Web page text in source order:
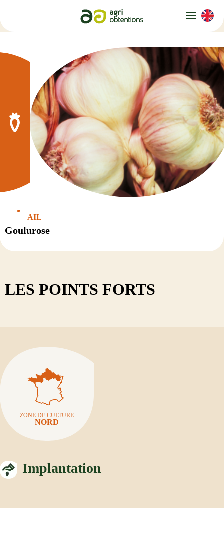
AIL
Goulurose
LES POINTS FORTS
ZONE DE CULTURE
NORD
Implantation